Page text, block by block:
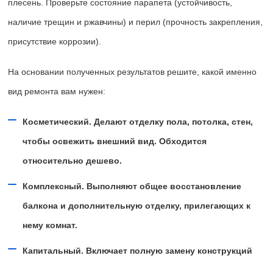
плесень. Проверьте состояние парапета (устойчивость,
наличие трещин и ржавчины) и перил (прочность закрепления,
присутствие коррозии).
На основании полученных результатов решите, какой именно
вид ремонта вам нужен:
Косметический. Делают отделку пола, потолка, стен,
чтобы освежить внешний вид. Обходится
относительно дешево.
Комплексный. Выполняют общее восстановление
балкона и дополнительную отделку, прилегающих к
нему комнат.
Капитальный. Включает полную замену конструкций